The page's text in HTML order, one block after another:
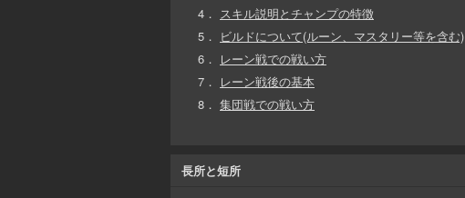
4．
スキル説明とチャンプの特徴
5．
ビルドについて(ルーン、マスタリー等を含む)
6．
レーン戦での戦い方
7．
レーン戦後の基本
8． 集団戦での戦い方
長所と短所